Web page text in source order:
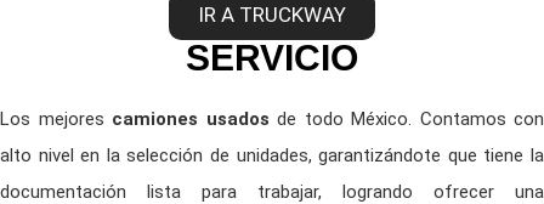
IR A TRUCKWAY
SERVICIO
Los mejores camiones usados de todo México. Contamos con
alto nivel en la selección de unidades, garantizándote que tiene la
documentación lista para trabajar, logrando ofrecer una